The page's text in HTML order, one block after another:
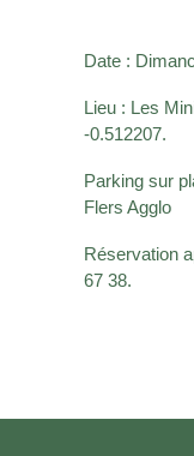
Date :
Lieu : Les
-0.512207.
Parking sur
Flers Agglo
Réservation
67 38.